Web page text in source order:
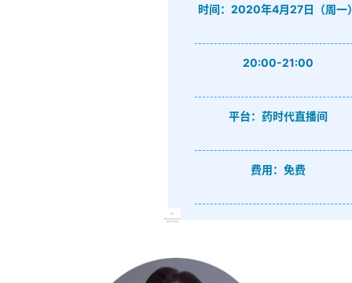
时间：2020年4月27日（周一
20:00-21:00
平台：药时代直播间
费用：免费